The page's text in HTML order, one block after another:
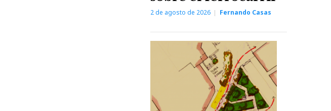
2 de agosto de 2026 Fernando Casas